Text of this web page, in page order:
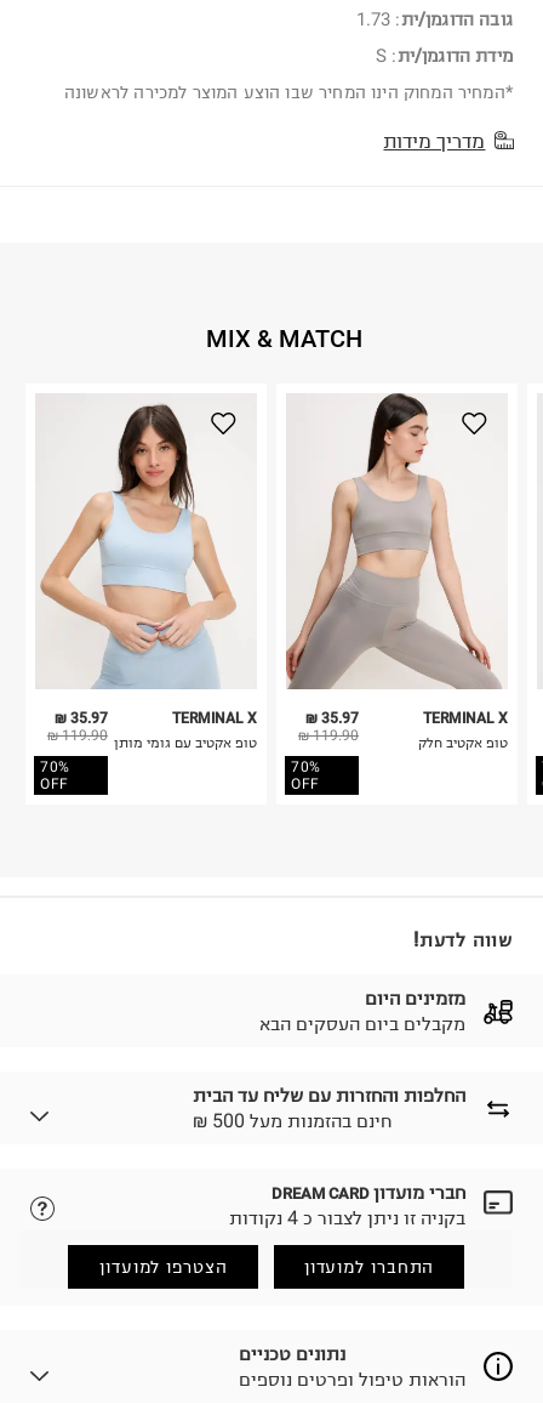
גובה הדוגמן/ית:
1.73
מידת הדוגמן/ית:
S
*המחיר המחוק הינו המחיר שבו הוצע המוצר למכירה לראשונה
מדריך מידות
MIX & MATCH
35.97 ₪
119.90 ₪
70%
OFF
TERMINAL X
טופ אקטיב עם גומי מותן
35.97 ₪
119.90 ₪
70%
OFF
TERMINAL X
טופ אקטיב חלק
שווה לדעת!
מזמינים היום
מקבלים ביום העסקים הבא
החלפות והחזרות עם שליח עד הבית
₪ חינם בהזמנות מעל 500
לבחירת בשיטת המשלוח המתאימה לכם,
הזמנתם והתחרטתם?
(במקום ב-19.9 ₪) לזמן מוגבל! חינם בהזמנות מעל 500 ₪.
למידע נא ללחוץ כאן
.
לפני החזרת החבילה, חשוב להדביק את מדבקת הגוביינא על
חברי מועדון DREAM CARD
בקניה זו ניתן לצבור כ 4 נקודות
התחברו למועדון הצטרפו למועדון
נתונים טכניים
הוראות טיפול ופרטים נוספים